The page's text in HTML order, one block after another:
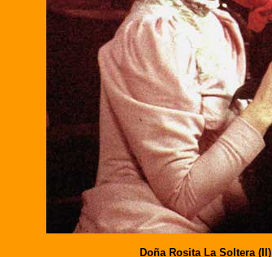
Doña Rosita La Soltera (II)